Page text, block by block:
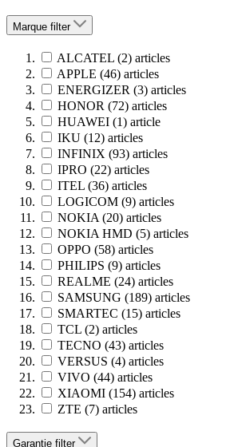
Marque filter
ALCATEL (2) articles
APPLE (46) articles
ENERGIZER (3) articles
HONOR (72) articles
HUAWEI (1) article
IKU (12) articles
INFINIX (93) articles
IPRO (22) articles
ITEL (36) articles
LOGICOM (9) articles
NOKIA (20) articles
NOKIA HMD (5) articles
OPPO (58) articles
PHILIPS (9) articles
REALME (24) articles
SAMSUNG (189) articles
SMARTEC (15) articles
TCL (2) articles
TECNO (43) articles
VERSUS (4) articles
VIVO (44) articles
XIAOMI (154) articles
ZTE (7) articles
Garantie filter